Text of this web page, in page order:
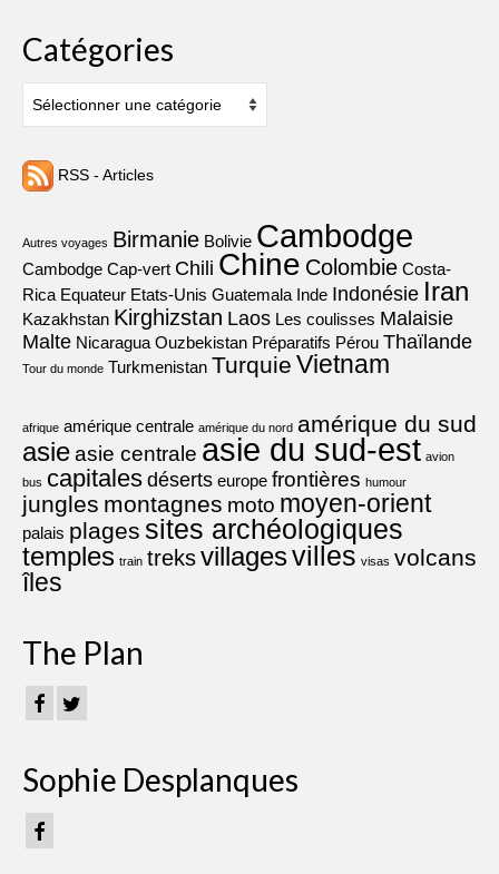
Catégories
RSS - Articles
Autres voyages Birmanie Bolivie Cambodge
Cambodge Cap-vert Chili Chine Colombie Costa-
Rica Equateur Etats-Unis Guatemala Inde Indonésie Iran
Kazakhstan Kirghizstan Laos Les coulisses Malaisie
Malte Nicaragua Ouzbekistan Préparatifs Pérou Thaïlande
Tour du monde Turkmenistan Turquie Vietnam
afrique amérique centrale amérique du nord amérique du sud
asieasie centrale asie du sud-est avion
bus capitales déserts europe frontières humour
jungles montagnes moto moyen-orient
palais plages sites archéologiques
temples train treksvillagesvilles visas volcans
îles
The Plan
Sophie Desplanques